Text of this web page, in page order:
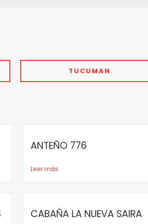
TUCUMAN
ANTEÑO 776
Leer más
CABAÑA LA NUEVA SAIRA